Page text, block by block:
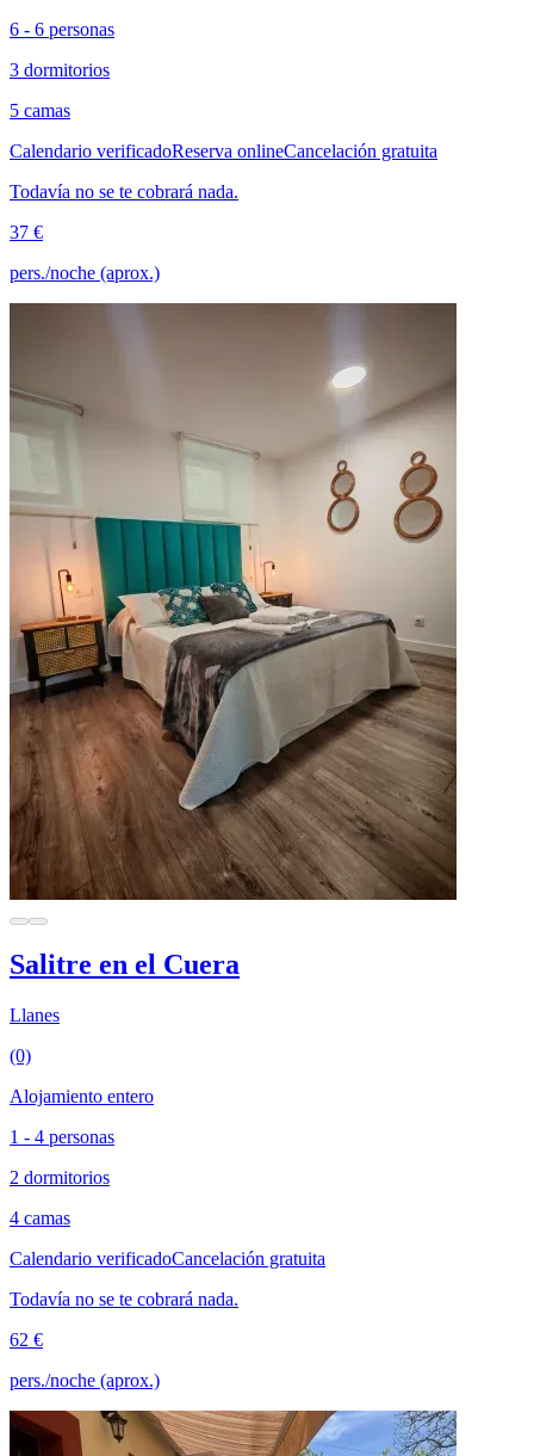
6 - 6 personas
3 dormitorios
5 camas
Calendario verificadoReserva onlineCancelación gratuita
Todavía no se te cobrará nada.
37 €
pers./noche (aprox.)
Salitre en el Cuera
Llanes
(0)
Alojamiento entero
1 - 4 personas
2 dormitorios
4 camas
Calendario verificadoCancelación gratuita
Todavía no se te cobrará nada.
62 €
pers./noche (aprox.)